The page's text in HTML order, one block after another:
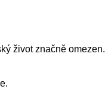
život značně omezen.